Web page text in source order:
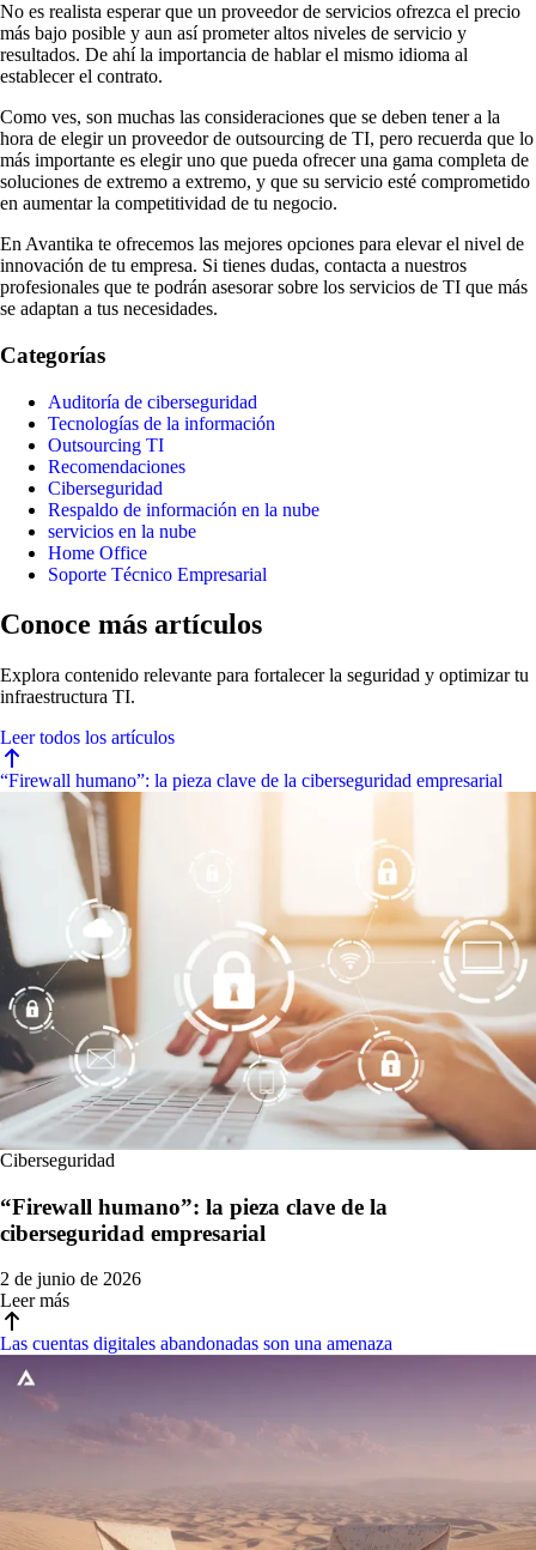
No es realista esperar que un proveedor de servicios ofrezca el precio
más bajo posible y aun así prometer altos niveles de servicio y
resultados. De ahí la importancia de hablar el mismo idioma al
establecer el contrato.
Como ves, son muchas las consideraciones que se deben tener a la
hora de elegir un proveedor de outsourcing de TI, pero recuerda que lo
más importante es elegir uno que pueda ofrecer una gama completa de
soluciones de extremo a extremo, y que su servicio esté comprometido
en aumentar la competitividad de tu negocio.
En Avantika te ofrecemos las mejores opciones para elevar el nivel de
innovación de tu empresa. Si tienes dudas, contacta a nuestros
profesionales que te podrán asesorar sobre los servicios de TI que más
se adaptan a tus necesidades.
Categorías
Auditoría de ciberseguridad
Tecnologías de la información
Outsourcing TI
Recomendaciones
Ciberseguridad
Respaldo de información en la nube
servicios en la nube
Home Office
Soporte Técnico Empresarial
Conoce más artículos
Explora contenido relevante para fortalecer la seguridad y optimizar tu
infraestructura TI.
Leer todos los artículos
“Firewall humano”: la pieza clave de la ciberseguridad empresarial
Ciberseguridad
“Firewall humano”: la pieza clave de la
ciberseguridad empresarial
2 de junio de 2026
Leer más
Las cuentas digitales abandonadas son una amenaza